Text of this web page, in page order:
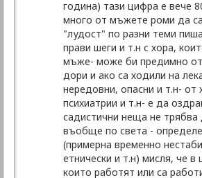
година) тази цифра е вече
много от мъжете роми да
"лудост" по разни теми
прави шеги и т.н с хора,
мъже- може би предимно от
дори и ако са ходили на
нередовни, опасни и т.н- от
психиатрии и т.н- е да
садистични неща не трябва
въобще по света -
(примерна временно
етнически и т.н) мисля, че
които работят или са